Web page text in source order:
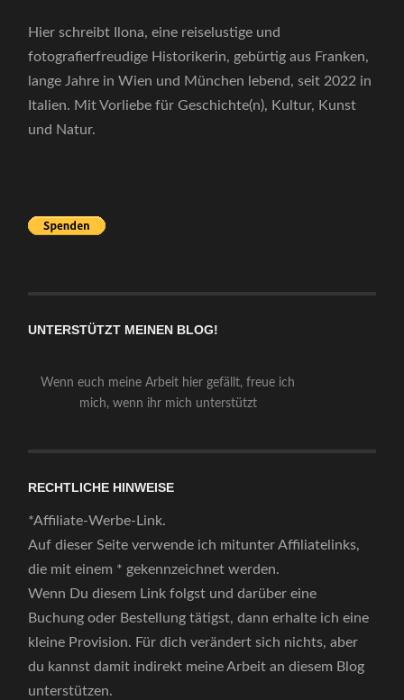
Hier schreibt Ilona, eine reiselustige und
fotografierfreudige Historikerin, gebürtig aus Franken,
lange Jahre in Wien und München lebend, seit 2022 in
Italien. Mit Vorliebe für Geschichte(n), Kultur, Kunst
und Natur.
UNTERSTÜTZT MEINEN BLOG!
Wenn euch meine Arbeit hier gefällt, freue ich
mich, wenn ihr mich unterstützt
RECHTLICHE HINWEISE
*Affiliate-Werbe-Link.
Auf dieser Seite verwende ich mitunter Affiliatelinks,
die mit einem * gekennzeichnet werden.
Wenn Du diesem Link folgst und darüber eine
Buchung oder Bestellung tätigst, dann erhalte ich eine
kleine Provision. Für dich verändert sich nichts, aber
du kannst damit indirekt meine Arbeit an diesem Blog
unterstützen.